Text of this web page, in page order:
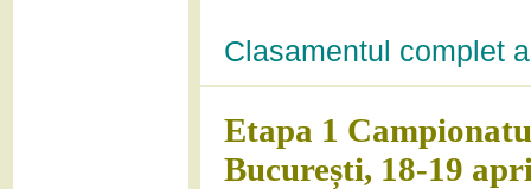
Clasamentul complet
Etapa 1
București, 18-19